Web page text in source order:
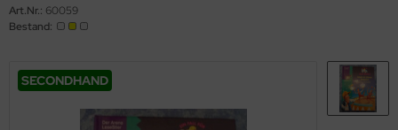
Art.Nr.: 60059
Bestand:
SECONDHAND
VanderBear Bären & Zubehör
Pet Shop
Families